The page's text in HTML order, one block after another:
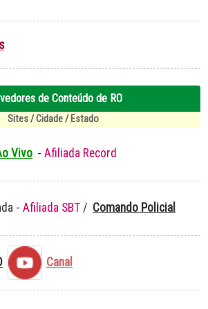
de Conteúdo de RO
Sites / Cidade / Estado
Vivo - Afiliada Record
- Afiliada SBT/ Comando Policial
Canal